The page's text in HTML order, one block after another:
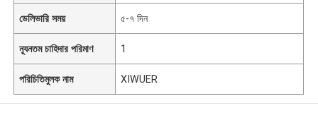
ডেলিভারি সময় ৫-৭ দিন
ন্যূনতম চাহিদার পরিমাণ 1
পরিচিতিমুলক নাম XIWUER